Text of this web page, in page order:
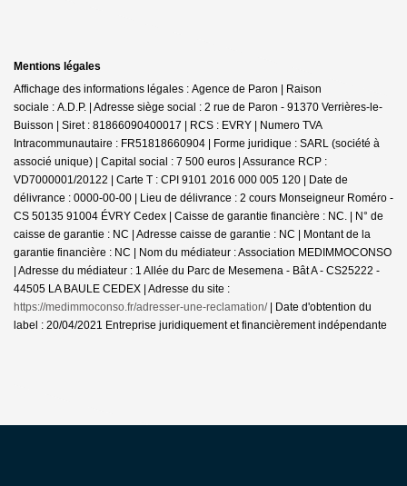
Mentions légales
Affichage des informations légales : Agence de Paron | Raison
sociale : A.D.P. | Adresse siège social : 2 rue de Paron - 91370 Verrières-le-
Buisson | Siret : 81866090400017 | RCS : EVRY | Numero TVA
Intracommunautaire : FR51818660904 | Forme juridique : SARL (société à
associé unique) | Capital social : 7 500 euros | Assurance RCP :
VD7000001/20122 | Carte T : CPI 9101 2016 000 005 120 | Date de
délivrance : 0000-00-00 | Lieu de délivrance : 2 cours Monseigneur Roméro -
CS 50135 91004 ÉVRY Cedex | Caisse de garantie financière : NC. | N° de
caisse de garantie : NC | Adresse caisse de garantie : NC | Montant de la
garantie financière : NC | Nom du médiateur : Association MEDIMMOCONSO
| Adresse du médiateur : 1 Allée du Parc de Mesemena - Bât A - CS25222 -
44505 LA BAULE CEDEX | Adresse du site :
https://medimmoconso.fr/adresser-une-reclamation/| Date d'obtention du
label : 20/04/2021 Entreprise juridiquement et financièrement indépendante